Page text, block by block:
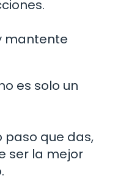
mantente
es solo un
que das,
ser la mejor